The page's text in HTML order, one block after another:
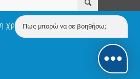
χρήση Cookies με σκοπό την
Πως μπορώ να σε βοηθήσω;